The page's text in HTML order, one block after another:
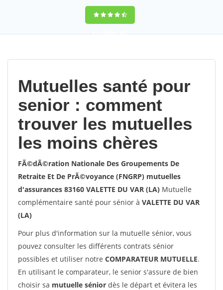
9,2(100%)452
Mutuelles santé pour
senior : comment
trouver les mutuelles
les moins chères
FÃ©dÃ©ration Nationale Des Groupements De
Retraite Et De PrÃ©voyance (FNGRP) mutuelles
d'assurances 83160 VALETTE DU VAR (LA) Mutuelle
complémentaire santé pour sénior à VALETTE DU VAR
(LA)
Pour plus d'information sur la mutuelle sénior, vous
pouvez consulter les différents contrats sénior
possibles et utiliser notre COMPARATEUR MUTUELLE.
En utilisant le comparateur, le senior s'assure de bien
choisir sa mutuelle sénior dès le départ et évitera les